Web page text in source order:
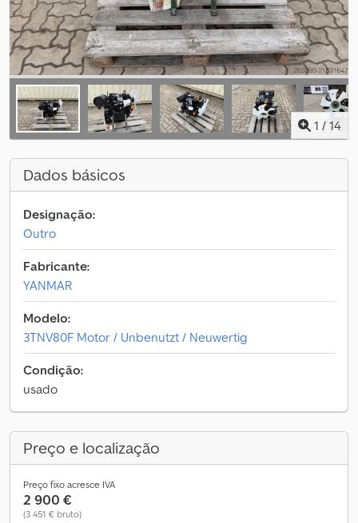
1 / 14
Dados básicos
Designação:
Outro
Fabricante:
YANMAR
Modelo:
3TNV80F Motor / Unbenutzt / Neuwertig
Condição:
usado
Preço e localização
Preço fixo acresce IVA
2 900 €
(3 451 € bruto)